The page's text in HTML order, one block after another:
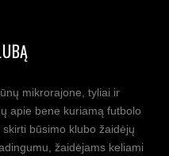
mikrorajone, tyliai ir
apie bene kuriamą futbolo
būsimo klubo žaidėjų
žaidėjams keliami